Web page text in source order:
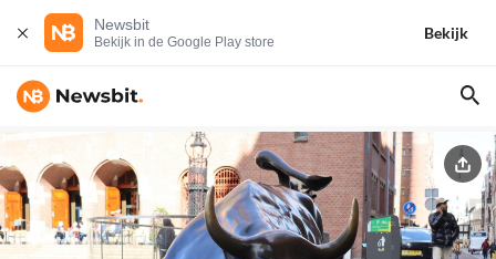
Newsbit
Bekijk in de Google Play store
Bekijk